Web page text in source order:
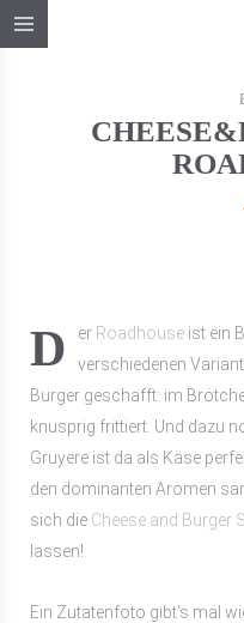
Der Roadhouse ist ein
verschiedenen
Burger geschafft: im
knusprig frittiert. Und dazu
Gruyere ist da als Käse
den dominanten Aromen
sich die Cheese and Burger
lassen!
Ein Zutatenfoto gibt’s mal